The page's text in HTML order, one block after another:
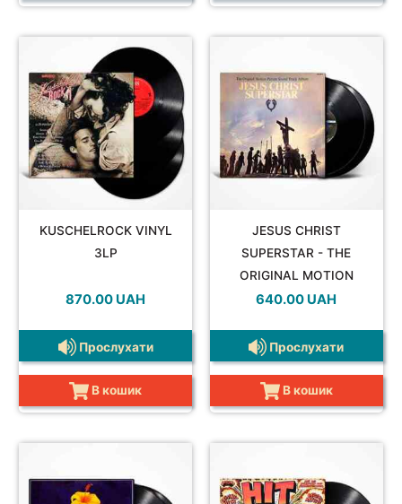
KUSCHELROCK VINYL
3LP
870.00 UAH
Прослухати
В кошик
JESUS CHRIST
SUPERSTAR - THE
ORIGINAL MOTION
PICTURE SOUNDTRACK
640.00 UAH
Прослухати
В кошик
ROCK
COMPILATION